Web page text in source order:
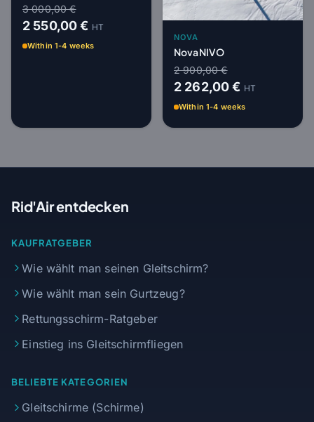
3 000,00 €
2 550,00 € HT
Within 1-4 weeks
NOVA
Nova NIVO
2 900,00 €
2 262,00 € HT
Within 1-4 weeks
Rid'Air entdecken
KAUFRATGEBER
Wie wählt man seinen Gleitschirm?
Wie wählt man sein Gurtzeug?
Rettungsschirm-Ratgeber
Einstieg ins Gleitschirmfliegen
BELIEBTE KATEGORIEN
Gleitschirme (Schirme)